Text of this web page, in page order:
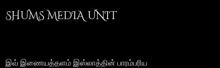
SHUMS MEDIA UNIT
இவ் இணையத்தளம் இஸ்லாத்தின் பாரம்பரிய